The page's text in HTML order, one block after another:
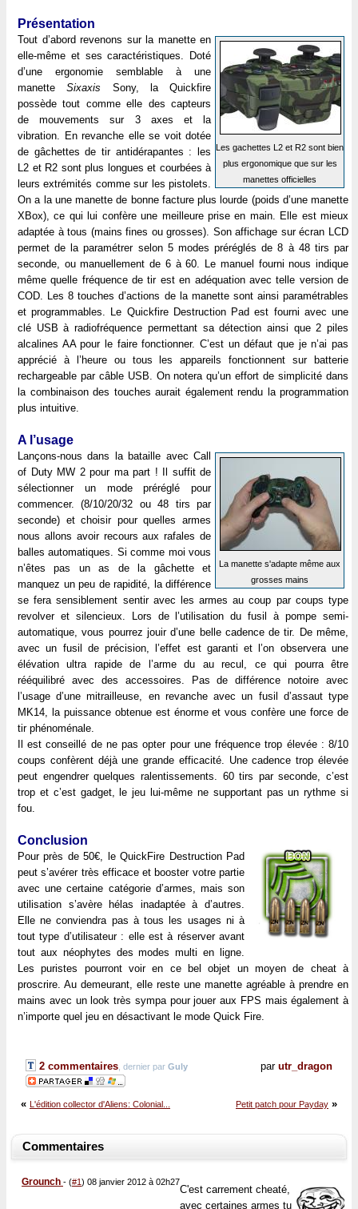
Présentation
Les gachettes L2 et R2 sont bien
plus ergonomique que sur les
manettes officielles
Tout d’abord revenons sur la manette en
elle-même et ses caractéristiques. Doté
d’une ergonomie semblable à une
manetteSixaxis Sony, la Quickfire
possède tout comme elle des capteurs
de mouvements sur 3 axes et la
vibration. En revanche elle se voit dotée
de gâchettes de tir antidérapantes : les
L2 et R2 sont plus longues et courbées à
leurs extrémités comme sur les pistolets.
On a la une manette de bonne facture plus lourde (poids d’une manette
XBox), ce qui lui confère une meilleure prise en main. Elle est mieux
adaptée à tous (mains fines ou grosses). Son affichage sur écran LCD
permet de la paramétrer selon 5 modes préréglés de 8 à 48 tirs par
seconde, ou manuellement de 6 à 60. Le manuel fourni nous indique
même quelle fréquence de tir est en adéquation avec telle version de
COD. Les 8 touches d’actions de la manette sont ainsi paramétrables
et programmables. Le Quickfire Destruction Pad est fourni avec une
clé USB à radiofréquence permettant sa détection ainsi que 2 piles
alcalines AA pour le faire fonctionner. C’est un défaut que je n’ai pas
apprécié à l’heure ou tous les appareils fonctionnent sur batterie
rechargeable par câble USB. On notera qu’un effort de simplicité dans
la combinaison des touches aurait également rendu la programmation
plus intuitive.
A l’usage
La manette s'adapte même aux
grosses mains
Lançons-nous dans la bataille avec Call
of Duty MW 2 pour ma part ! Il suffit de
sélectionner un mode préréglé pour
commencer. (8/10/20/32 ou 48 tirs par
seconde) et choisir pour quelles armes
nous allons avoir recours aux rafales de
balles automatiques. Si comme moi vous
n’êtes pas un as de la gâchette et
manquez un peu de rapidité, la différence
se fera sensiblement sentir avec les armes au coup par coups type
revolver et silencieux. Lors de l’utilisation du fusil à pompe semi-
automatique, vous pourrez jouir d’une belle cadence de tir. De même,
avec un fusil de précision, l’effet est garanti et l’on observera une
élévation ultra rapide de l’arme du au recul, ce qui pourra être
rééquilibré avec des accessoires. Pas de différence notoire avec
l’usage d’une mitrailleuse, en revanche avec un fusil d’assaut type
MK14, la puissance obtenue est énorme et vous confère une force de
tir phénoménale.
Il est conseillé de ne pas opter pour une fréquence trop élevée : 8/10
coups confèrent déjà une grande efficacité. Une cadence trop élevée
peut engendrer quelques ralentissements. 60 tirs par seconde, c’est
trop et c’est gadget, le jeu lui-même ne supportant pas un rythme si
fou.
Conclusion
Pour près de 50€, le QuickFire Destruction Pad
peut s’avérer très efficace et booster votre partie
avec une certaine catégorie d’armes, mais son
utilisation s’avère hélas inadaptée à d’autres.
Elle ne conviendra pas à tous les usages ni à
tout type d’utilisateur : elle est à réserver avant
tout aux néophytes des modes multi en ligne.
Les puristes pourront voir en ce bel objet un moyen de cheat à
proscrire. Au demeurant, elle reste une manette agréable à prendre en
mains avec un look très sympa pour jouer aux FPS mais également à
n’importe quel jeu en désactivant le mode Quick Fire.
par utr_dragon
2 commentaires , dernier par Guly
Petit patch pour Payday »
« L'édition collector d'Aliens: Colonial...
Commentaires
Grounch - (#1) 08 janvier 2012 à 02h27
C'est carrement cheaté,
avec certaines armes tu